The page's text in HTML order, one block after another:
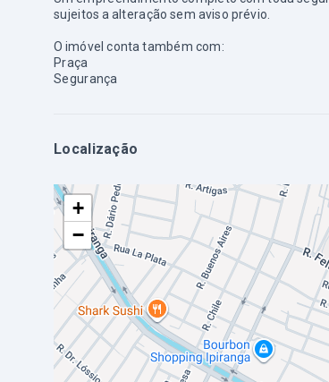
sujeitos a alteração sem aviso prévio.
O imóvel conta também com:
Praça
Segurança
Localização
+
−